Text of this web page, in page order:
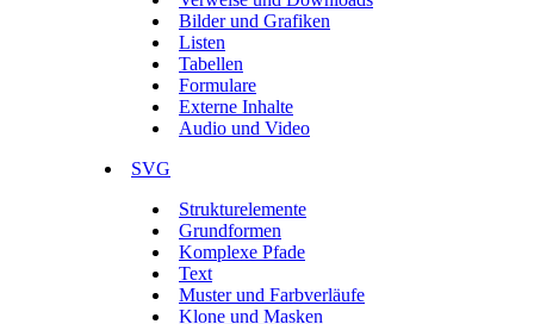
Bilder und Grafiken
Listen
Tabellen
Formulare
Externe Inhalte
Audio und Video
SVG
Strukturelemente
Grundformen
Komplexe Pfade
Text
Muster und Farbverläufe
Klone und Masken